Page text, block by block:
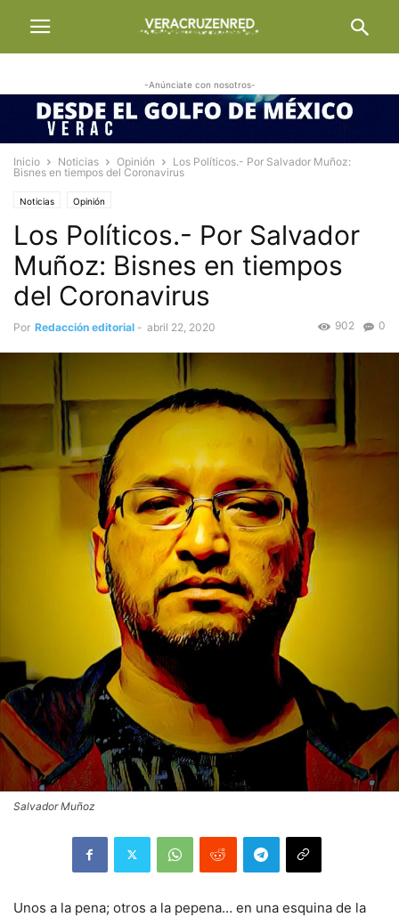
-Anúnciate con nosotros-
Inicio Noticias Opinión
Los Políticos.- Por Salvador Muñoz:
Bisnes en tiempos del Coronavirus
Noticias Opinión
Los Políticos.- Por Salvador
Muñoz: Bisnes en tiempos
del Coronavirus
Por Redacción editorial - abril 22, 2020 0
902
Salvador Muñoz
Unos a la pena; otros a la pepena… en una esquina de la